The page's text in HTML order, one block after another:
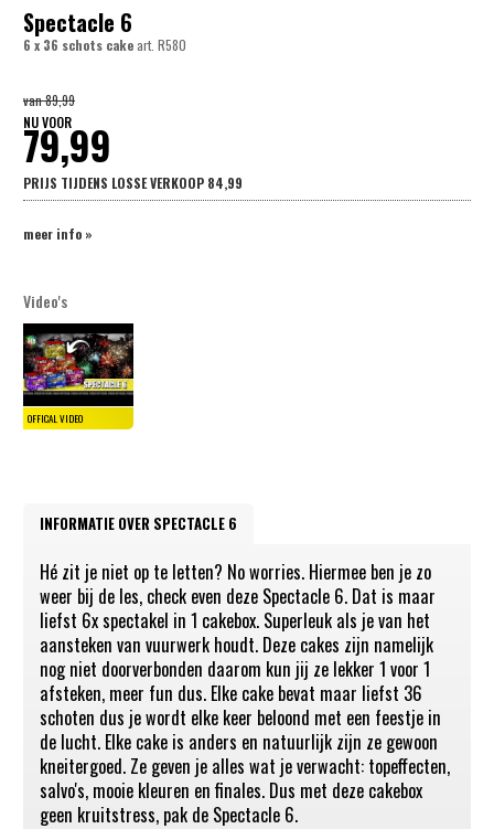
Spectacle 6
6 x 36 schots cakeart. R580
van89,99
NU VOOR
79,99
PRIJS TIJDENS LOSSE VERKOOP 84,99
meer info »
Video's
INFORMATIE OVER SPECTACLE 6
Hé zit je niet op te letten? No worries. Hiermee ben je zo
weer bij de les, check even deze Spectacle 6. Dat is maar
liefst 6x spectakel in 1 cakebox. Superleuk als je van het
aansteken van vuurwerk houdt. Deze cakes zijn namelijk
nog niet doorverbonden daarom kun jij ze lekker 1 voor 1
afsteken, meer fun dus. Elke cake bevat maar liefst 36
schoten dus je wordt elke keer beloond met een feestje in
de lucht. Elke cake is anders en natuurlijk zijn ze gewoon
kneitergoed. Ze geven je alles wat je verwacht: topeffecten,
salvo's, mooie kleuren en finales. Dus met deze cakebox
geen kruitstress, pak de Spectacle 6.